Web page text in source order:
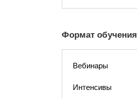
Формат обучения
Вебинары
Интенсивы